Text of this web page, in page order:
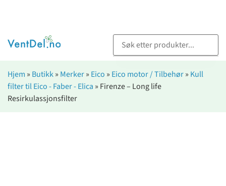
Hjem » Butikk» Merker» Eico » Eico motor / Tilbehør» Kull
filter til Eico - Faber - Elica » Firenze – Long life
Resirkulassjonsfilter